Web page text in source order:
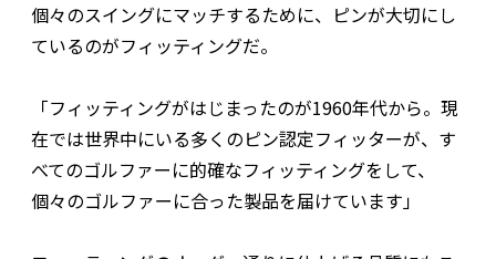
個々のスイングにマッチするために、ピンが大切にし
ているのがフィッティングだ。
「フィッティングがはじまったのが1960年代から。現
在では世界中にいる多くのピン認定フィッターが、す
べてのゴルファーに的確なフィッティングをして、
個々のゴルファーに合った製品を届けています」